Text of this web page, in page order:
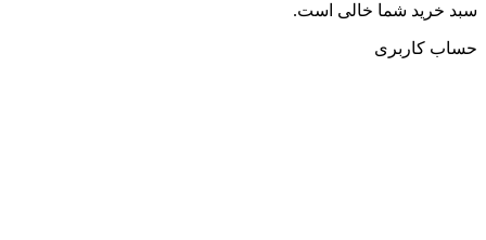
سبد خرید شما خالی است.
حساب کاربری